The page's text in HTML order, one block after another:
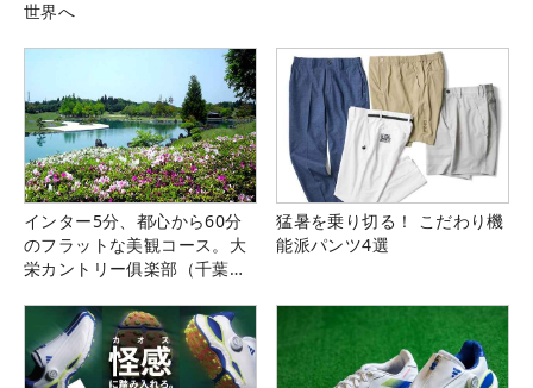
世界へ
インター5分、都心から60分
のフラットな美観コース。大
栄カントリー俱楽部（千葉
猛暑を乗り切る！ こだわり機
能派パンツ4選